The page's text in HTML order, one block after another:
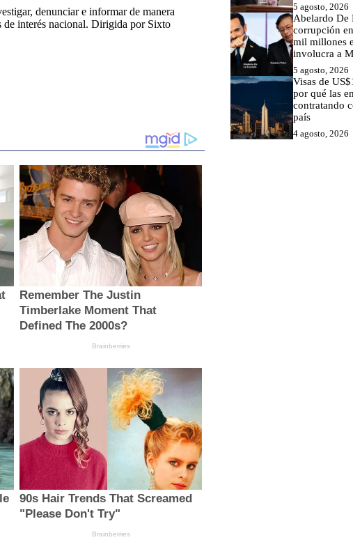
denunciar e informar de manera
de interés nacional. Dirigida por Sixto
5 agosto, 2026
Abelardo De
corrupción
mil millones
involucra a
5 agosto, 2026
Visas de
por qué las
contratando
país
4 agosto, 2026